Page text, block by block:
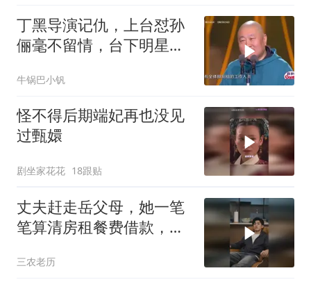
丁黑导演记仇，上台怼孙
俪毫不留情，台下明星大
牛锅巴小钒
怪不得后期端妃再也没见
过甄嬛
剧坐家花花 18跟贴
丈夫赶走岳父母，她一笔
笔算清房租餐费借款，丈
三农老历